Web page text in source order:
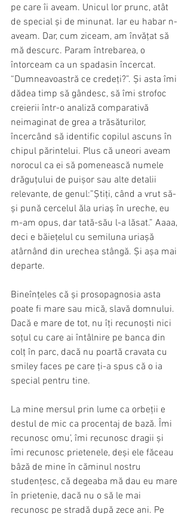
pe care îi aveam. Unicul lor prunc, atât
de special și de minunat. Iar eu habar n-
aveam. Dar, cum ziceam, am învățat să
mă descurc. Param întrebarea, o
întorceam ca un spadasin încercat.
“Dumneavoastră ce credeți?”. Și asta îmi
dădea timp să gândesc, să îmi strofoc
creierii într-o analiză comparativă
neimaginat de grea a trăsăturilor,
încercând să identific copilul ascuns în
chipul părintelui. Plus că uneori aveam
norocul ca ei să pomenească numele
drăguțului de puișor sau alte detalii
relevante, de genul:”Știți, când a vrut să-
și pună cercelul ăla uriaș în ureche, eu
m-am opus, dar tată-său l-a lăsat.” Aaaa,
deci e băiețelul cu semiluna uriașă
atârnând din urechea stângă. Și așa mai
departe.
Bineînțeles că și prosopagnosia asta
poate fi mare sau mică, slavă domnului.
Dacă e mare de tot, nu îți recunoști nici
soțul cu care ai întâlnire pe banca din
colț în parc, dacă nu poartă cravata cu
smiley faces pe care ți-a spus că o ia
special pentru tine.
La mine mersul prin lume ca orbeții e
destul de mic ca procentaj de bază. Îmi
recunosc omu’, îmi recunosc dragii și
îmi recunosc prietenele, deși ele făceau
bâză de mine în căminul nostru
studențesc, că degeaba mă dau eu mare
în prietenie, dacă nu o să le mai
recunosc pe stradă după zece ani. Pe